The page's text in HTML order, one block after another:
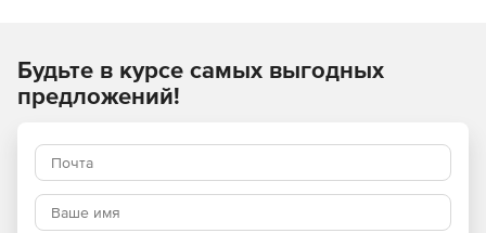
Embedded Systems Security обеспечивает выполнение
требований PCI DSS (v3.1 параграфы 5.1, 5.1.1, 5.2, 5.3 и 6,2).
Решение полностью поддерживает всю линейку ОС
Windows, в том числе для встраиваемых систем, начиная
с семейства продуктов Windows XP и заканчивая Windows
Будьте в курсе самых выгодных
предложений!